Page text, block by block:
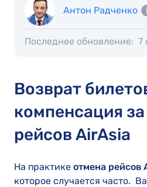
Антон Радченко
Последнее обновление: 7
Возврат
компенсация
рейсов AirAsia
На практике отмена рейсов
которое случается часто.